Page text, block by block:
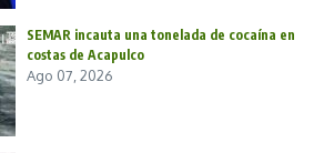
SEMAR incauta una tonelada de cocaína en
costas de Acapulco
Ago 07, 2026